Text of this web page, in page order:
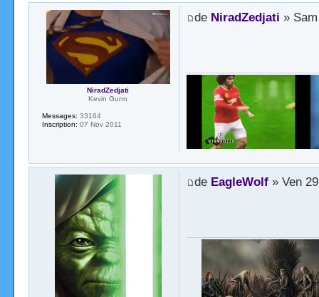
de NiradZedjati »
NiradZedjati
Kevin Gunn
Messages: 33164
Inscription: 07 Nov 2011
de EagleWolf» Ven